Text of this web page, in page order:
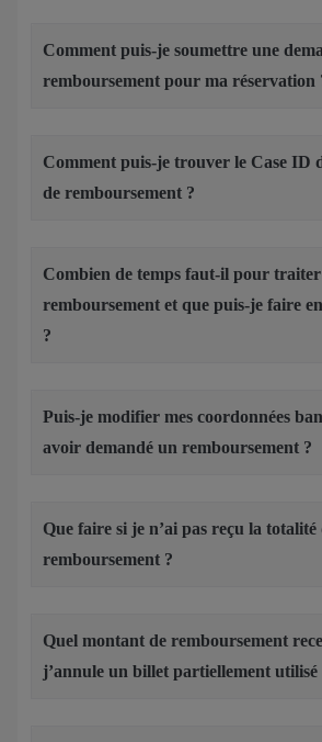
Comment puis-je soumettre une
remboursement pour ma réservation
Comment puis-je trouver le Case ID
de remboursement ?
Combien de temps faut-il pour
remboursement et que puis-je faire
?
Puis-je modifier mes coordonnées
avoir demandé un remboursement ?
Que faire si je n’ai pas reçu la totalité
remboursement ?
Quel montant de remboursement
j’annule un billet partiellement utilisé